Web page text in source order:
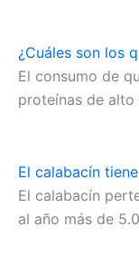
¿Cuáles son los
El consumo de
proteínas de alto
El calabacín
El calabacín
al año más de